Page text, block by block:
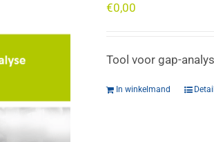
€0,00
Tool voor gap-
In winkelmand